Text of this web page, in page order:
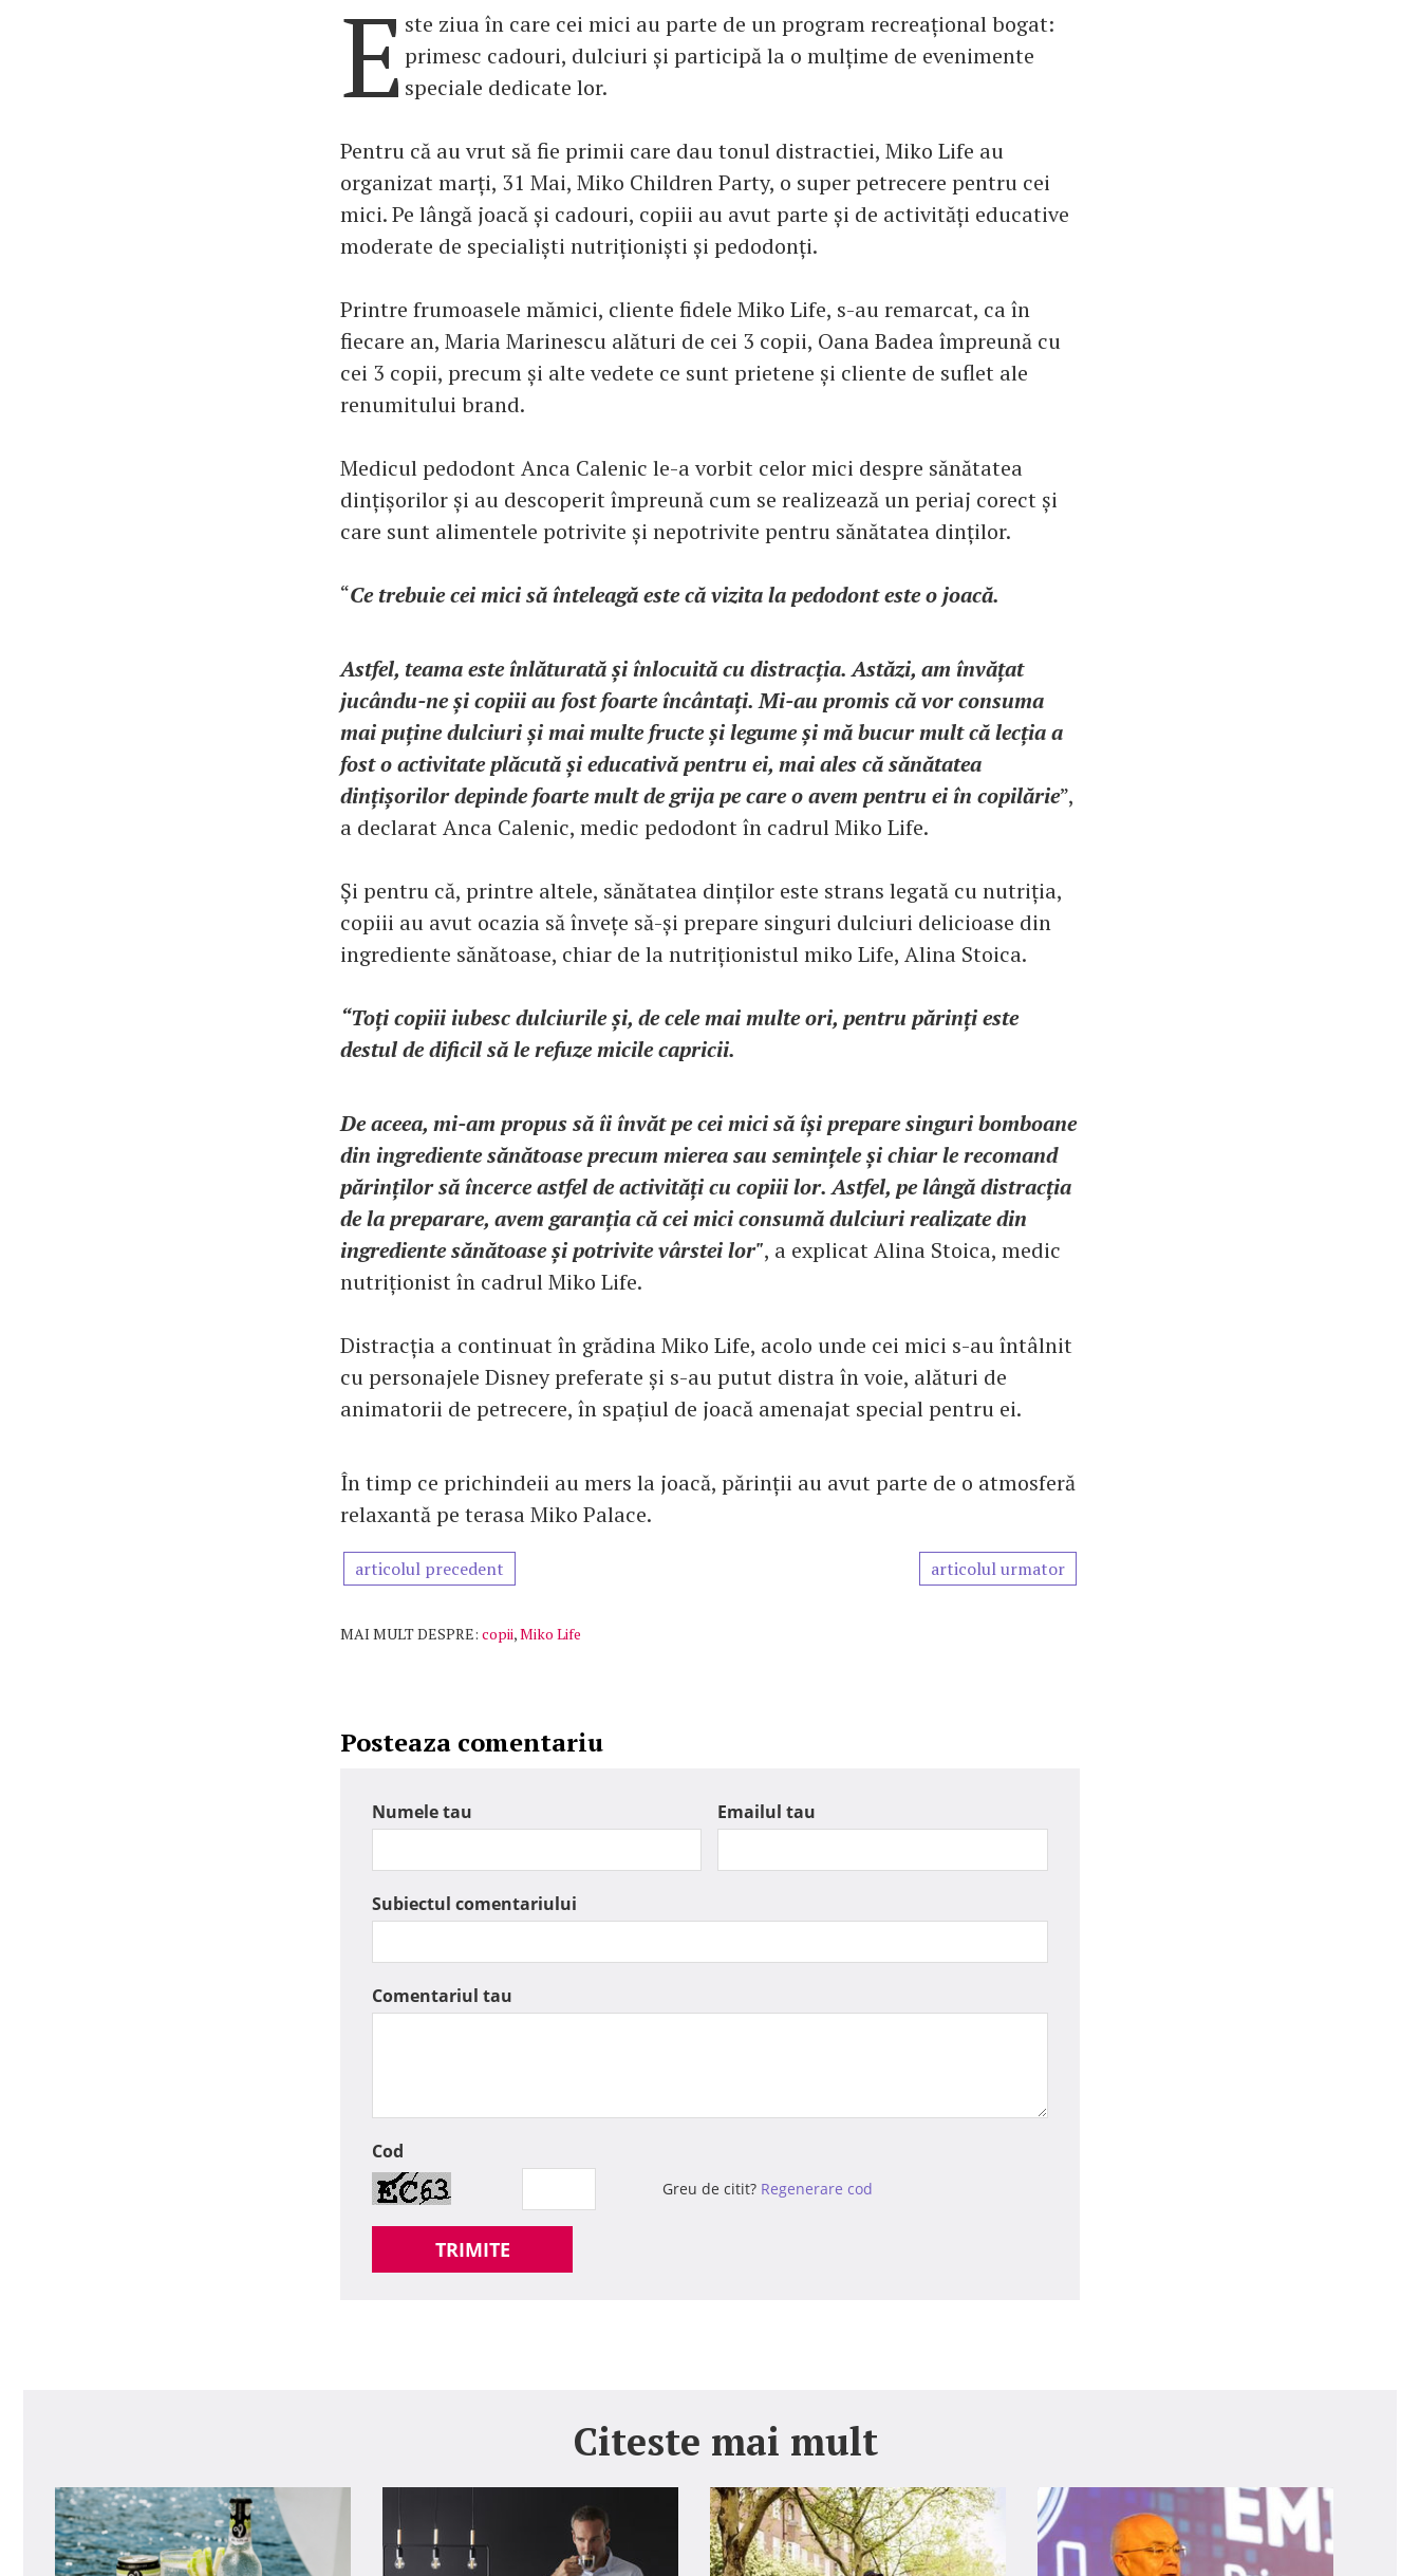
E ste ziua în care cei mici au parte de un program recreațional bogat:
primesc cadouri, dulciuri și participă la o mulțime de evenimente
speciale dedicate lor.
Pentru că au vrut să fie primii care dau tonul distractiei, Miko Life au
organizat marți, 31 Mai, Miko Children Party, o super petrecere pentru cei
mici. Pe lângă joacă și cadouri, copiii au avut parte și de activități educative
moderate de specialiști nutriționiști și pedodonți.
Printre frumoasele mămici, cliente fidele Miko Life, s-au remarcat, ca în
fiecare an, Maria Marinescu alături de cei 3 copii, Oana Badea împreună cu
cei 3 copii, precum și alte vedete ce sunt prietene și cliente de suflet ale
renumitului brand.
Medicul pedodont Anca Calenic le-a vorbit celor mici despre sănătatea
dințișorilor și au descoperit împreună cum se realizează un periaj corect și
care sunt alimentele potrivite și nepotrivite pentru sănătatea dinților.
“Ce trebuie cei mici să înteleagă este că vizita la pedodont este o joacă.
Astfel, teama este înlăturată și înlocuită cu distracția. Astăzi, am învățat
jucându-ne și copiii au fost foarte încântați. Mi-au promis că vor consuma
mai puține dulciuri și mai multe fructe și legume și mă bucur mult că lecția a
fost o activitate plăcută și educativă pentru ei, mai ales că sănătatea
dințișorilor depinde foarte mult de grija pe care o avem pentru ei în copilărie”,
a declarat Anca Calenic, medic pedodont în cadrul Miko Life.
Și pentru că, printre altele, sănătatea dinților este strans legată cu nutriția,
copiii au avut ocazia să învețe să-și prepare singuri dulciuri delicioase din
ingrediente sănătoase, chiar de la nutriționistul miko Life, Alina Stoica.
“Toți copiii iubesc dulciurile și, de cele mai multe ori, pentru părinți este
destul de dificil să le refuze micile capricii.
De aceea, mi-am propus să îi învăt pe cei mici să își prepare singuri bomboane
din ingrediente sănătoase precum mierea sau semințele și chiar le recomand
părinților să încerce astfel de activități cu copiii lor. Astfel, pe lângă distracția
de la preparare, avem garanția că cei mici consumă dulciuri realizate din
ingrediente sănătoase și potrivite vârstei lor", a explicat Alina Stoica, medic
nutriționist în cadrul Miko Life.
Distracția a continuat în grădina Miko Life, acolo unde cei mici s-au întâlnit
cu personajele Disney preferate și s-au putut distra în voie, alături de
animatorii de petrecere, în spațiul de joacă amenajat special pentru ei.
În timp ce prichindeii au mers la joacă, părinții au avut parte de o atmosferă
relaxantă pe terasa Miko Palace.
articolul precedent articolul urmator
MAI MULT DESPRE: copii,Miko Life
Posteaza comentariu
Numele tau Emailul tau
Subiectul comentariului
Comentariul tau
Cod
Greu de citit? Regenerare cod
TRIMITE
Citeste mai mult